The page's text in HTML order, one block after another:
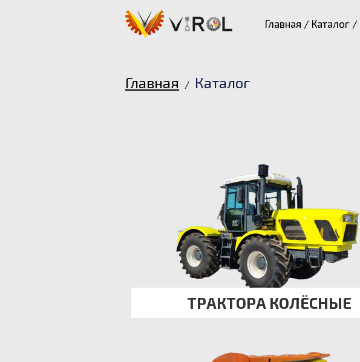
Главная / Каталог /
Главная / Каталог
ТРАКТОРА КОЛЁСНЫЕ